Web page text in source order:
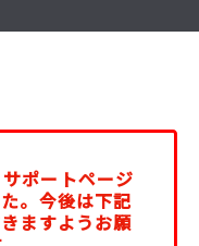
ポートページ
。今後は下記
ますようお願